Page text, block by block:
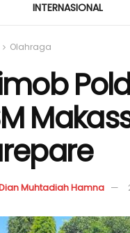
INTERNASIONAL
Olahraga
Muhtadiah Hamna